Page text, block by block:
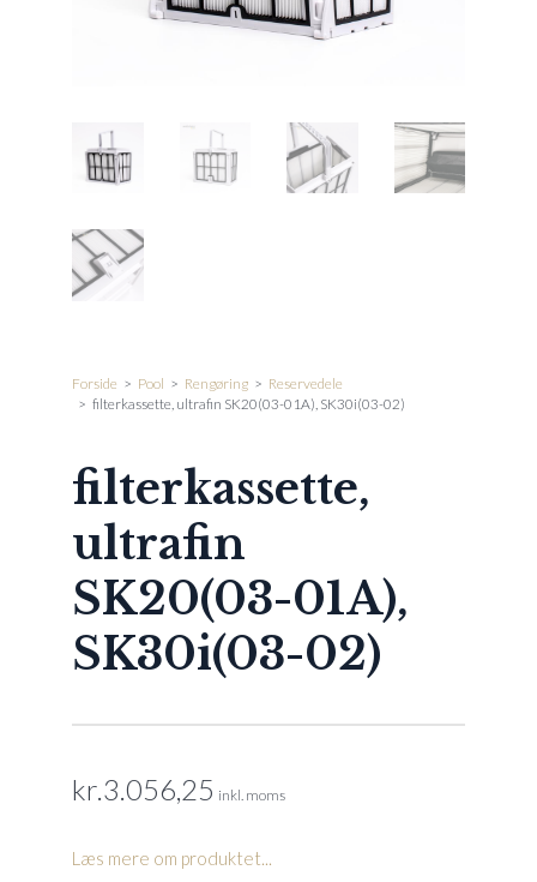
Forside > Pool > Rengøring > Reservedele
> filterkassette, ultrafin SK20(03-01A), SK30i(03-02)
filterkassette,
ultrafin
SK20(03-01A),
SK30i(03-02)
kr.3.056,25 inkl. moms
Læs mere om produktet...